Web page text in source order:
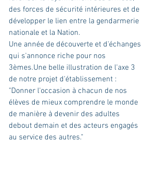
des forces de sécurité intérieures et de
développer le lien entre la gendarmerie
nationale et la Nation.
Une année de découverte et d'échanges
qui s'annonce riche pour nos
3èmes.Une belle illustration de l'axe 3
de notre projet d'établissement :
"Donner l'occasion à chacun de nos
élèves de mieux comprendre le monde
de manière à devenir des adultes
debout demain et des acteurs engagés
au service des autres."